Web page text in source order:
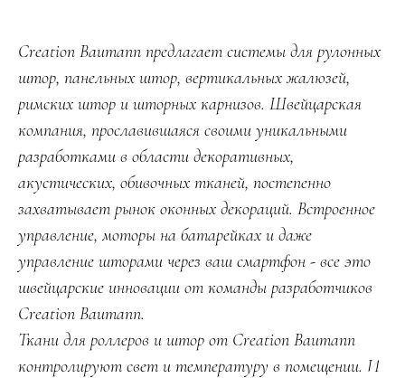
Creation Baumann предлагает системы для рулонных
штор, панельных штор, вертикальных жалюзей,
римских штор и шторных карнизов. Швейцарская
компания, прославившаяся своими уникальными
разработками в области декоративных,
акустических, обивочных тканей, постепенно
захватывает рынок оконных декораций. Встроенное
управление, моторы на батарейках и даже
управление шторами через ваш смартфон - все это
швейцарские инновации от команды разработчиков
Creation Baumann.
Ткани для роллеров и штор от Creation Baumann
контролируют свет и температуру в помещении. И